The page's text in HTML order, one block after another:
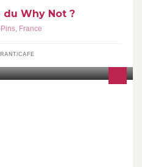
du Why Not ?
, France
CAFE